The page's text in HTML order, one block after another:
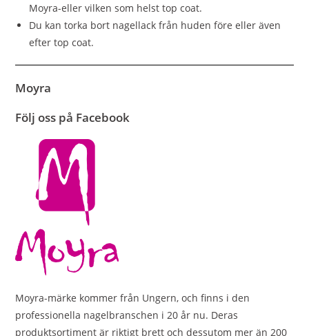
Moyra-eller vilken som helst top coat.
Du kan torka bort nagellack från huden före eller även
efter top coat.
Moyra
Följ oss på Facebook
Moyra-märke kommer från Ungern, och finns i den
professionella nagelbranschen i 20 år nu. Deras
produktsortiment är riktigt brett och dessutom mer än 200